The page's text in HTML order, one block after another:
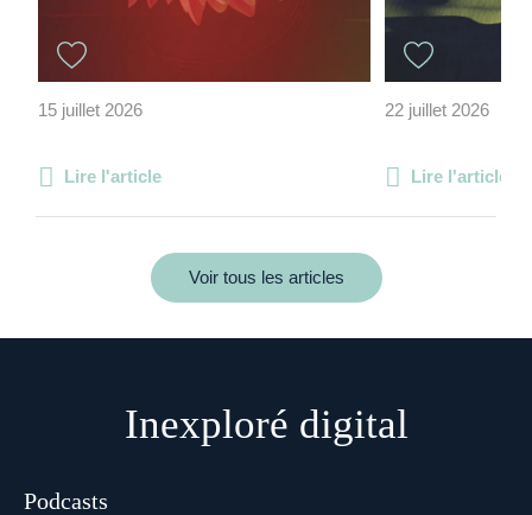
15 juillet 2026
Lire l'article
22 juillet 2026
Lire l'article
Voir tous les articles
Inexploré digital
Podcasts